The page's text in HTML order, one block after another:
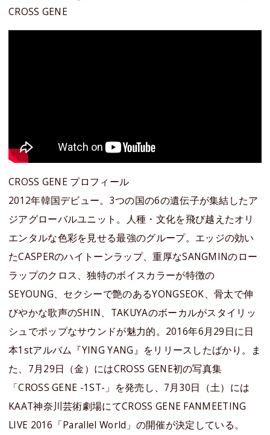
CROSS GENE
CROSS GENE プロフィール
2012年韓国デビュー。3つの国の6の遺伝子が集結したア
ジアグローバルユニット。人種・文化を飛び越えたオリ
エンタルな色彩を見せる最強のグループ。エッジの効い
たCASPERのハイトーンラップ、重厚なSANGMINのロー
ラップのクロス、独特のボイスカラーが特徴の
SEYOUNG、セクシーで艶のあるYONGSEOK、骨太で伸
びやかな歌声のSHIN、TAKUYAのボーカルがスタイリッ
シュでポップなサウンドが魅力的。2016年6月29日に日
本1stアルバム『YING YANG』をリリースしたばかり。ま
た、7月29日（金）にはCROSS GENE初の写真集
「CROSS GENE -1ST-」を発売し、7月30日（土）には
KAAT神奈川芸術劇場にてCROSS GENE FANMEETING
LIVE 2016「Parallel World」の開催が決定している。